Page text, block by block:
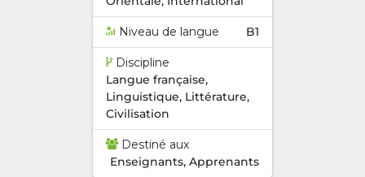
Niveau de langue B1
Discipline
Langue française,
Linguistique, Littérature,
Civilisation
Destiné aux
Enseignants, Apprenants